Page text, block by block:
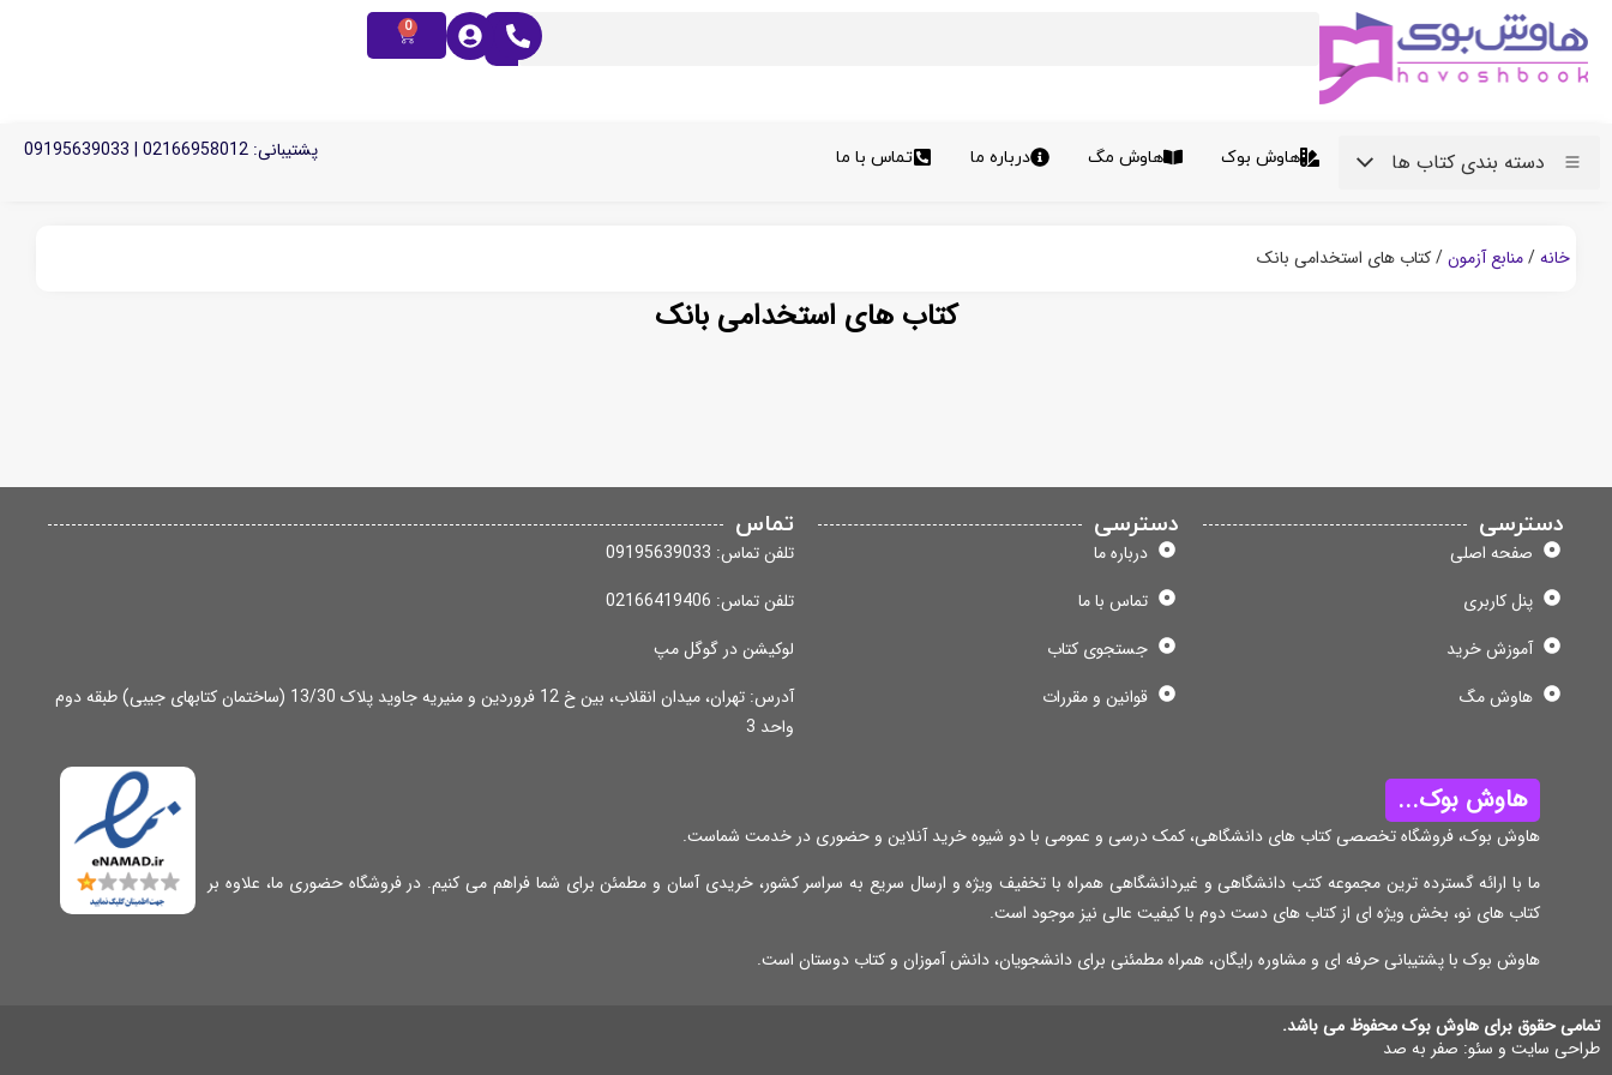
0
دسته بندی کتاب ها هاوش بوک هاوش مگ درباره ما تماس با ما پشتیبانی: 02166958012 | 09195639033
خانه/منابع آزمون/ کتاب های استخدامی بانک
کتاب های استخدامی بانک
دسترسی
صفحه اصلی
پنل کاربری
آموزش خرید
هاوش مگ
دسترسی
درباره ما
تماس با ما
جستجوی کتاب
قوانین و مقررات
تماس
تلفن تماس: 09195639033
تلفن تماس: 02166419406
لوکیشن در گوگل مپ
آدرس: تهران، میدان انقلاب، بین خ 12 فروردین و منیریه جاوید پلاک 13/30 (ساختمان کتابهای جیبی) طبقه دوم
واحد 3
هاوش بوک...
هاوش بوک، فروشگاه تخصصی کتاب های دانشگاهی، کمک درسی و عمومی با دو شیوه خرید آنلاین و حضوری در خدمت شماست.
ما با ارائه گسترده ترین مجموعه کتب دانشگاهی و غیردانشگاهی همراه با تخفیف ویژه و ارسال سریع به سراسر کشور، خریدی آسان و مطمئن برای شما فراهم می کنیم. در فروشگاه حضوری ما، علاوه بر
کتاب های نو، بخش ویژه ای از کتاب های دست دوم با کیفیت عالی نیز موجود است.
هاوش بوک با پشتیبانی حرفه ای و مشاوره رایگان، همراه مطمئنی برای دانشجویان، دانش آموزان و کتاب دوستان است.
تمامی حقوق برای هاوش بوک محفوظ می باشد.
طراحی سایت و سئو: صفر به صد